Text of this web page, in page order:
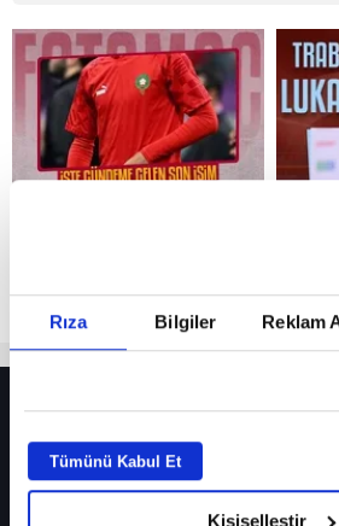
Rıza Bilgiler Reklam
Tümünü Kabul Et
Kişiselleştir
Reddet
Fenerbahçe’de sürpriz ayrılık ihtimali! Devre
Fenerbahçe’nin yeni transferi Mason